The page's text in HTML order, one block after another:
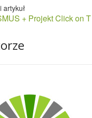
+ Projekt Click on T